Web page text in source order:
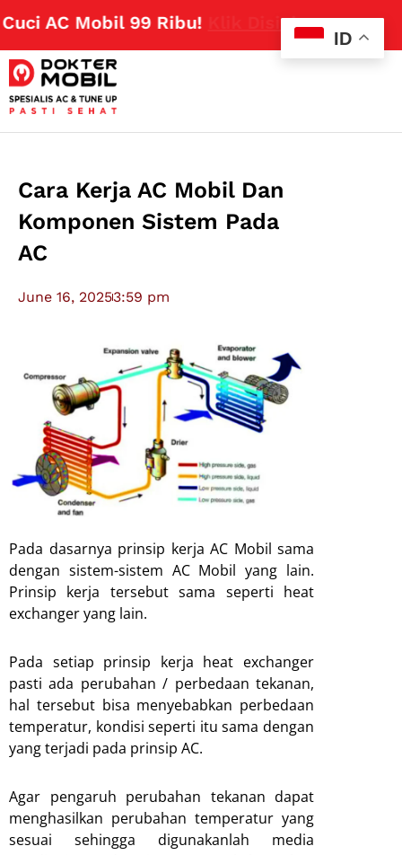
AC Mobil 99 Ribu!Klik Disini
Cara Kerja AC Mobil Dan
Komponen Sistem Pada
AC
June 16, 20253:59 pm
Pada dasarnya prinsip kerja AC Mobil sama
dengan sistem-sistem AC Mobil yang lain.
Prinsip kerja tersebut sama seperti heat
exchanger yang lain.
Pada setiap prinsip kerja heat exchanger
pasti ada perubahan / perbedaan tekanan,
hal tersebut bisa menyebabkan perbedaan
temperatur, kondisi seperti itu sama dengan
yang terjadi pada prinsip AC.
Agar pengaruh perubahan tekanan dapat
menghasilkan perubahan temperatur yang
sesuai sehingga digunakanlah media
ID